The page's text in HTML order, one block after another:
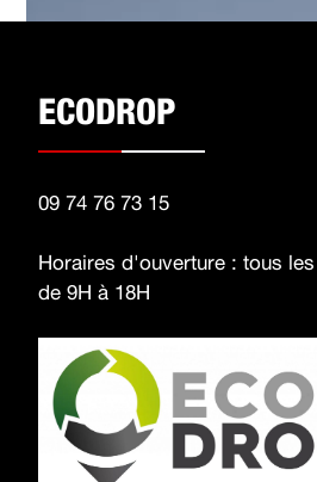
ECODROP
09 74 76 73 15
Horaires d'ouverture : tous
de 9H à 18H